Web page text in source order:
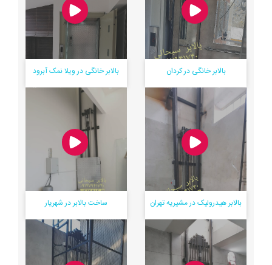
بالابر خانگی در کردان
لیست قیمت بالابر خانگی در
کرج
بالابر خانگی در ویلا نمک آبرود
ساخت و نصب بالابر خانگی
بالابر هیدرولیک در مشیریه تهران ساخت بالابر در شهریار
نصب بالابر هیدرولیک توان
وحیدیه شهریار